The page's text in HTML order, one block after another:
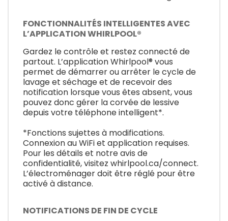
FONCTIONNALITÉS INTELLIGENTES AVEC
L’APPLICATION WHIRLPOOL®
Gardez le contrôle et restez connecté de
partout. L’application Whirlpool® vous
permet de démarrer ou arrêter le cycle de
lavage et séchage et de recevoir des
notification lorsque vous êtes absent, vous
pouvez donc gérer la corvée de lessive
depuis votre téléphone intelligent*.
*Fonctions sujettes à modifications.
Connexion au WiFi et application requises.
Pour les détails et notre avis de
confidentialité, visitez whirlpool.ca/connect.
L’électroménager doit être réglé pour être
activé à distance.
NOTIFICATIONS DE FIN DE CYCLE